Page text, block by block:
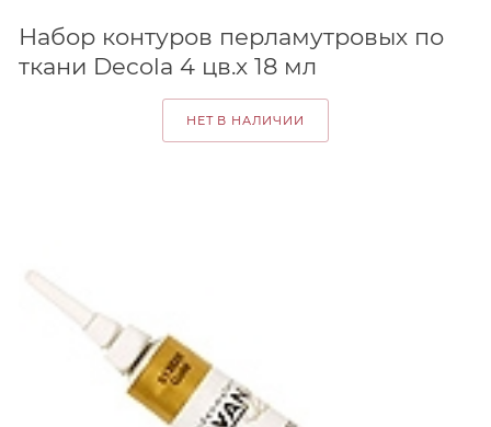
Набор контуров перламутровых по
ткани Decola 4 цв.х 18 мл
НЕТ В НАЛИЧИИ